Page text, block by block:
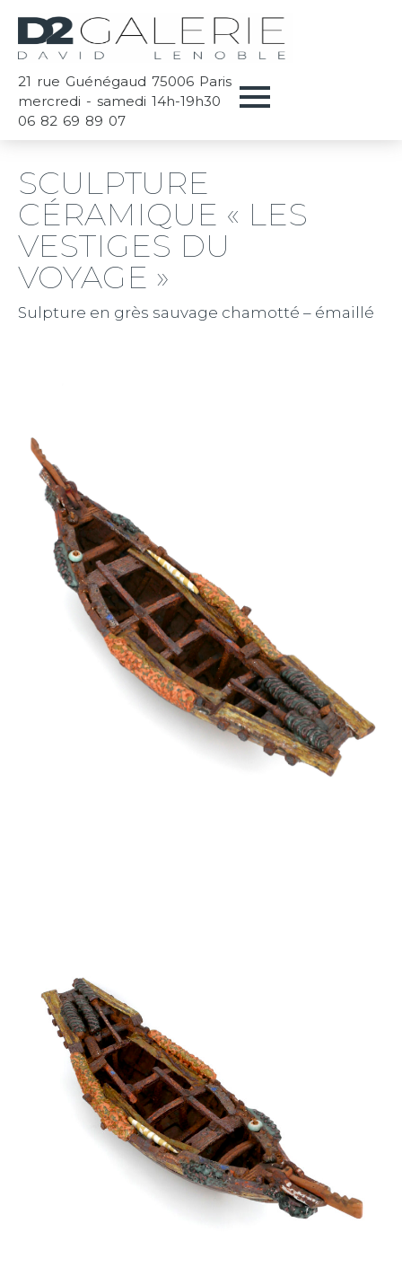
21 rue Guénégaud 75006 Paris
mercredi - samedi 14h-19h30
06 82 69 89 07
SCULPTURE
CÉRAMIQUE « LES
VESTIGES DU
VOYAGE »
Sulpture en grès sauvage chamotté – émaillé